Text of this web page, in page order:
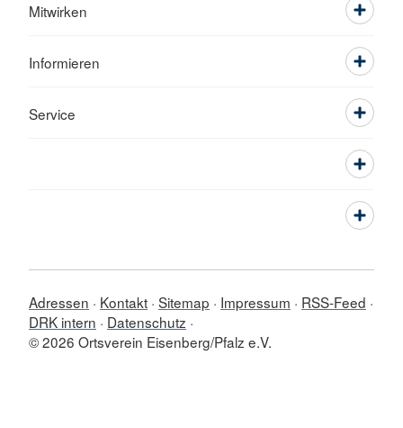
Mitwirken
Informieren
Service
Adressen Kontakt Sitemap Impressum
RSS-Feed
DRK intern
Datenschutz
© 2026 Ortsverein Eisenberg/Pfalz e.V.